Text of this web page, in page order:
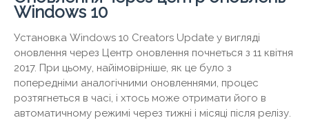
Windows 10
Установка Windows 10 Creators Update у вигляді
оновлення через Центр оновлення почнеться з 11 квітня
2017. При цьому, найімовірніше, як це було з
попередніми аналогічними оновленнями, процес
розтягнеться в часі, і хтось може отримати його в
автоматичному режимі через тижні і місяці після релізу.